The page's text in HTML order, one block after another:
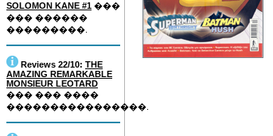
SOLOMON KANE #1 ���
��� ������
���������.
Reviews 22/10: THE
AMAZING REMARKABLE
MONSIEUR LEOTARD
��� ��� ����
����������������.